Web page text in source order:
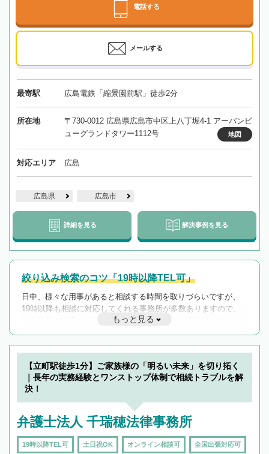
電話する
メールする
最寄駅 広島電鉄「縮景園前駅」徒歩2分
所在地
〒730-0012 広島県広島市中区上八丁堀4-1 アーバンビ
ューグランドタワー1112号
地図
対応エリア 広島
広島県 広島市
詳細を見る 解決事例を見る
絞り込み検索のコツ「19時以降TEL可」
日中、様々な用事があると相談する時間を取りづらいですが、
19時以降も相談に対応してくれる事務所が多数ありますので、
遅い時間の相談が増えそうな場合はそのような事務所に絞り込
んで検索してみましょう。
19時以降TEL可の条件
を加えて再検索
もっと見る
【立町駅徒歩1分】ご家族様の「明るい未来」を切り拓く
｜長年の実務経験とワンストップ体制で相続トラブルを解
決！
弁護士法人 千瑞穂法律事務所
19時以降TEL可 土日祝OK オンライン相談可 全国出張対応可